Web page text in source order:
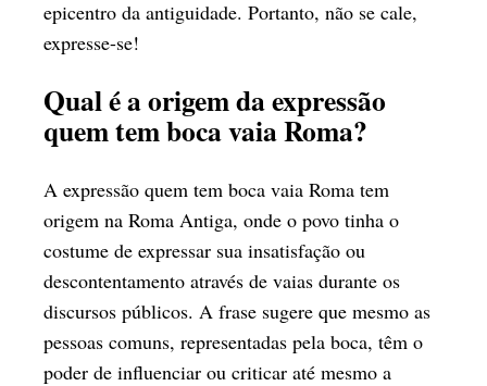
epicentro da antiguidade. Portanto, não se cale,
expresse-se!
Qual é a origem da expressão
quem tem boca vaia Roma?
A expressão quem tem boca vaia Roma tem
origem na Roma Antiga, onde o povo tinha o
costume de expressar sua insatisfação ou
descontentamento através de vaias durante os
discursos públicos. A frase sugere que mesmo as
pessoas comuns, representadas pela boca, têm o
poder de influenciar ou criticar até mesmo a